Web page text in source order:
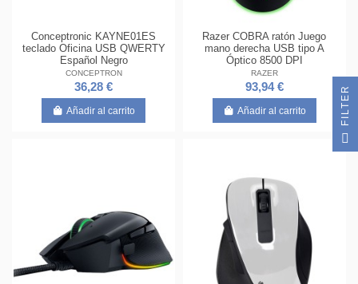
Conceptronic KAYNE01ES
teclado Oficina USB QWERTY
Español Negro
CONCEPTRON
36,28 €
Añadir al carrito
Razer COBRA ratón Juego
mano derecha USB tipo A
Óptico 8500 DPI
RAZER
93,94 €
Añadir al carrito R